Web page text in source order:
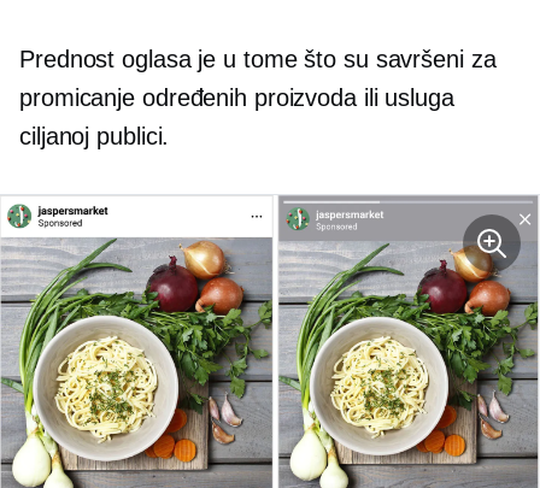
Prednost oglasa je u tome što su savršeni za
promicanje određenih proizvoda ili usluga
ciljanoj publici.